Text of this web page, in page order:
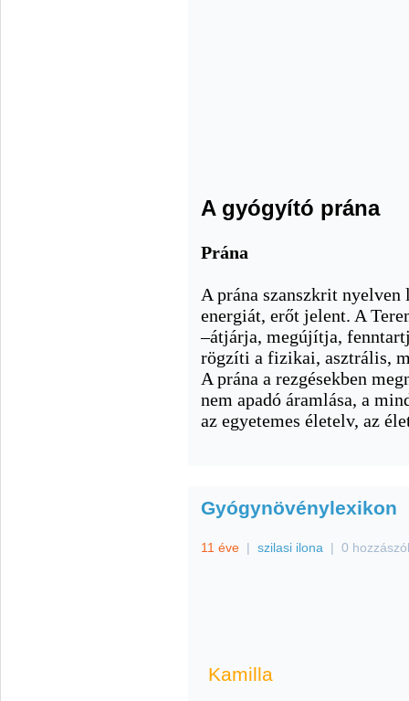
A gyógyító prána
Prána
A prána szanszkrit
energiát, erőt jelent. A
–átjárja, megújítja,
rögzíti a fizikai, asztrális,
A prána a rezgésekben
nem apadó áramlása, a
az egyetemes életelv, az
Gyógynövénylexikon
11 éve | szilasi ilona | 0
Kamilla